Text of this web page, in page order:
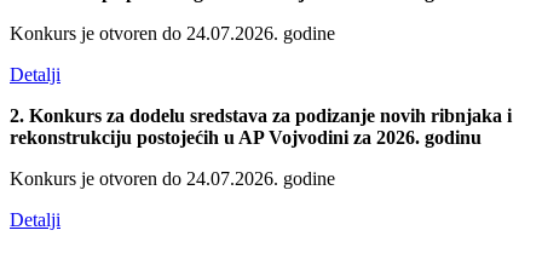
Konkurs je otvoren do 24.07.2026. godine
Detalji
2. Konkurs za dodelu sredstava za podizanje novih ribnjaka i
rekonstrukciju postojećih u AP Vojvodini za 2026. godinu
Konkurs je otvoren do 24.07.2026. godine
Detalji